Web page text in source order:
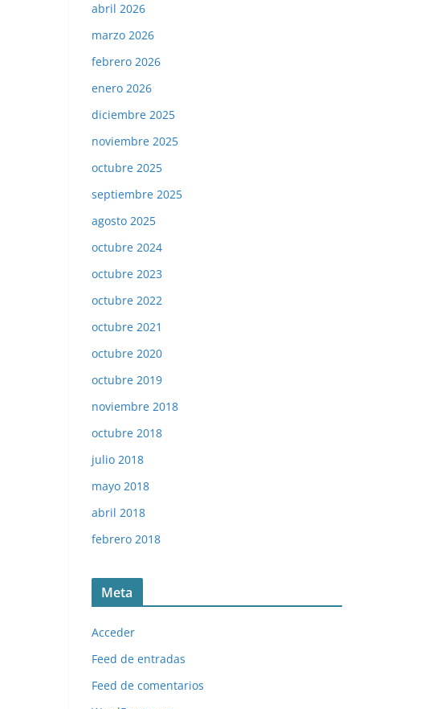
abril 2026
marzo 2026
febrero 2026
enero 2026
diciembre 2025
noviembre 2025
octubre 2025
septiembre 2025
agosto 2025
octubre 2024
octubre 2023
octubre 2022
octubre 2021
octubre 2020
octubre 2019
noviembre 2018
octubre 2018
julio 2018
mayo 2018
abril 2018
febrero 2018
Meta
Acceder
Feed de entradas
Feed de comentarios